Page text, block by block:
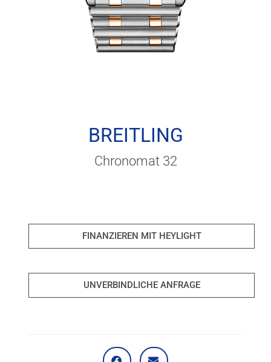
BREITLING
Chronomat 32
FINANZIEREN MIT HEYLIGHT
UNVERBINDLICHE ANFRAGE